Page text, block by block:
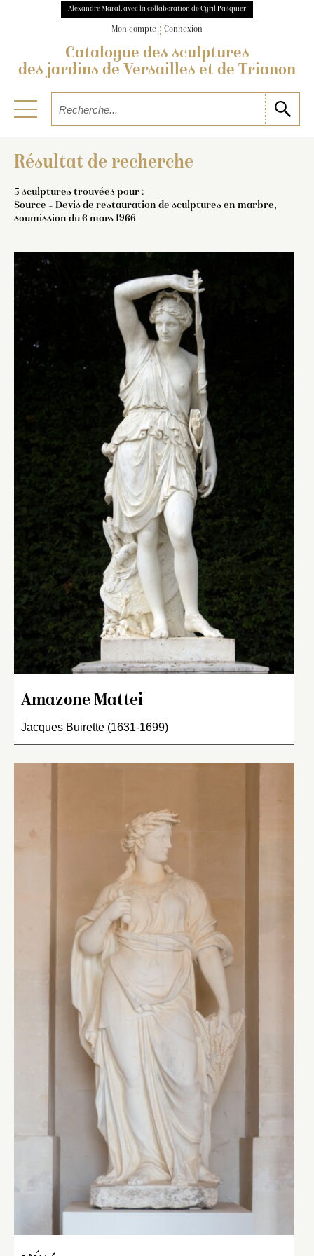
Alexandre Maral, avec la collaboration de Cyril Pasquier
Mon compte Connexion
Catalogue des sculptures
des jardins de Versailles et de Trianon
Résultat de recherche
5 sculptures trouvées pour :
Source = Devis de restauration de sculptures en marbre,
soumission du 6 mars 1966
Amazone Mattei
Jacques Buirette (1631-1699)